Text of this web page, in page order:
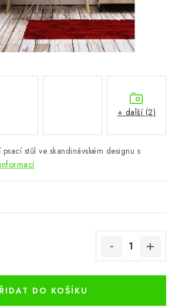
stůl ve skandinávském designu s
DO KOŠÍKU
+ další (2)